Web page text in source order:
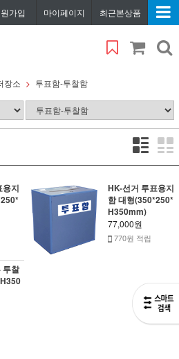
가입 마이페이지 최근본상품
장소 투표함-투찰함
용지
HK-선거 투표용지
함 대형(350*250*
H350mm)
77,000원
770원 적립
투찰